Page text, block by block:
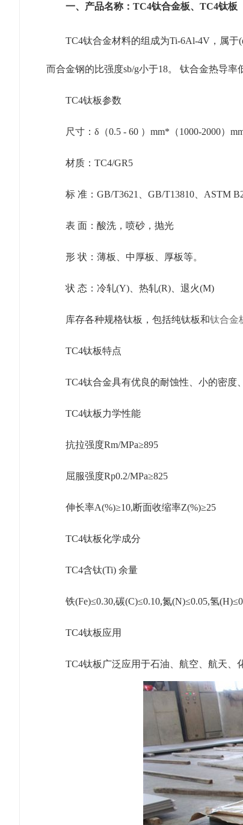
一、产品名称：TC4钛合金板、TC4钛板
TC4钛合金材料的组成为Ti-6Al-4V，属于
而合金钢的比强度sb/g小于18。 钛合金热导率
TC4钛板参数
尺寸：δ（0.5 - 60 ）mm*（1000-2000）
材质：TC4/GR5
标 准：GB/T3621、GB/T13810、ASTM
表 面：酸洗，喷砂，抛光
形 状：薄板、中厚板、厚板等。
状 态：冷轧(Y)、热轧(R)、退火(M)
库存各种规格钛板，包括纯钛板和钛合金
TC4钛板特点
TC4钛合金具有优良的耐蚀性、小的密度
TC4钛板力学性能
抗拉强度Rm/MPa≥895
屈服强度Rp0.2/MPa≥825
伸长率A(%)≥10,断面收缩率Z(%)≥25
TC4钛板化学成分
TC4含钛(Ti) 余量
铁(Fe)≤0.30,碳(C)≤0.10,氮(N)≤0.05,氢
TC4钛板应用
TC4钛板广泛应用于石油、航空、航天、